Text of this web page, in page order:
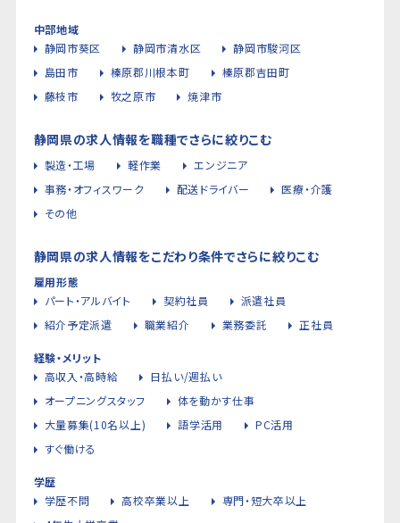
中部地域
静岡市葵区
静岡市清水区
静岡市駿河区
島田市
榛原郡川根本町
榛原郡吉田町
藤枝市
牧之原市 焼津市
静岡県の求人情報を職種でさらに絞りこむ
製造・工場 軽作業
エンジニア
事務・オフィスワーク
配送ドライバー
医療・介護
その他
静岡県の求人情報をこだわり条件でさらに絞りこむ
雇用形態
パート・アルバイト
契約社員
派遣社員
紹介予定派遣
職業紹介 業務委託 正社員
経験・メリット
高収入・高時給
日払い/週払い
オープニングスタッフ
体を動かす仕事
大量募集(10名以上)
語学活用
PC活用
すぐ働ける
学歴
学歴不問
高校卒業以上
専門・短大卒以上